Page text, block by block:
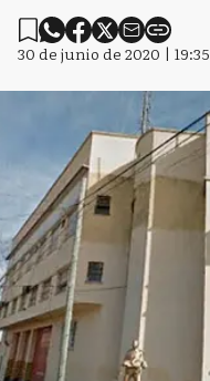
30 de junio de 2020 | 19:35